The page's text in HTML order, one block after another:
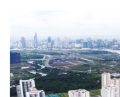
Cơ quan chủ quản: Bộ
Số 2 Nguyễn Công